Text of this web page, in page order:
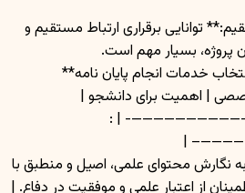
توانایی برقراری ارتباط مستقیم و
پروژه، بسیار مهم است.
خدمات انجام پایان نامه**
| اهمیت برای دانشجو |
| :————– |
محتوای علمی، اصیل و منطبق با
از اعتبار علمی و موفقیت در دفاع. |